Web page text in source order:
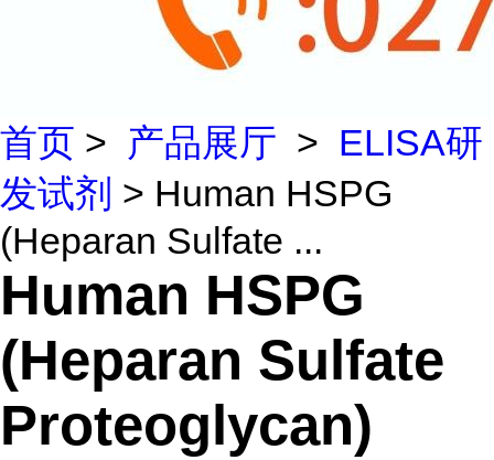
首页 > 产品展厅 > ELISA研
发试剂 > Human HSPG
(Heparan Sulfate ...
Human HSPG
(Heparan Sulfate
Proteoglycan)